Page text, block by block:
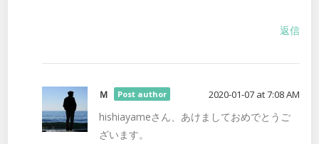
返信
Ｍ Post author 2020-01-07 at 7:08 AM
hishiayameさん、あけましておめでとうご
ざいます。